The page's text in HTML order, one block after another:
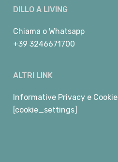
DILLO A LIVING
Chiama o Whatsapp
+39 3246671700
ALTRI LINK
Informative Privacy e Cookie
[cookie_settings]